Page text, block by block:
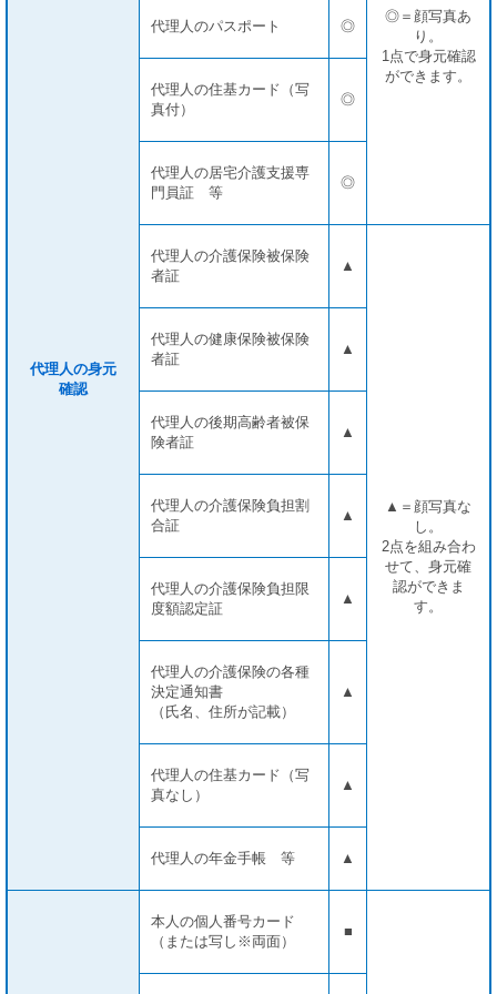
代理人の身元
確認
◎＝顔写真あ
り。
1点で身元確認
ができます。
代理人のパスポート ◎
代理人の住基カード（写
真付）
◎
代理人の居宅介護支援専
門員証 等
◎
代理人の介護保険被保険
者証
▲
▲＝顔写真な
し。
2点を組み合わ
せて、身元確
認ができま
す。
代理人の健康保険被保険
者証
▲
代理人の後期高齢者被保
険者証
▲
代理人の介護保険負担割
合証
▲
代理人の介護保険負担限
度額認定証
▲
代理人の介護保険の各種
決定通知書
（氏名、住所が記載）
▲
代理人の住基カード（写
真なし）
▲
代理人の年金手帳 等 ▲
本人の個人番号カード
（または写し※両面）
■